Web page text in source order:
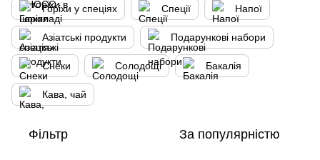
Горіхи у спеціях Спеції Напої
Азіатські продукти Подарункові набори
Снеки Солодощі Бакалія
Кава, чай
Фільтр За популярністю